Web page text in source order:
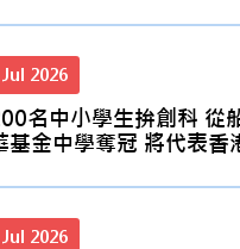
2026
名中小學生拚創科 從
基金中學奪冠 將代表
2026